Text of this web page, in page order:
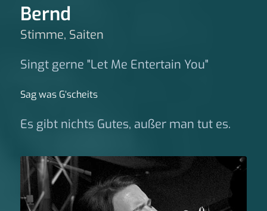
Bernd
Stimme, Saiten
Singt gerne "Let Me Entertain You"
Sag was G‘scheits
Es gibt nichts Gutes, außer man tut es.